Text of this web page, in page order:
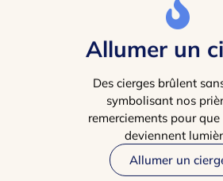
Allumer un
Des cierges brûlent
symbolisant nos
remerciements pour
deviennent
Allumer un